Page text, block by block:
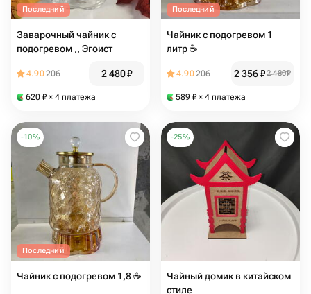
Последний
Заварочный чайник с
подогревом ,, Эгоист
4.90206 2 480₽
620 ₽ × 4 платежа
Последний
Чайник с подогревом 1
литр ☕️
4.90206 2 356₽2 480₽
589 ₽ × 4 платежа
-10%
Последний
Чайник с подогревом 1,8 ☕️
-25%
Чайный домик в китайском
стиле